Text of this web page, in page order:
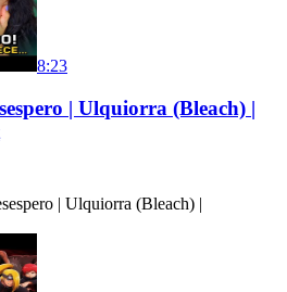
8:23
| Ulquiorra (Bleach) |
| Ulquiorra (Bleach) |